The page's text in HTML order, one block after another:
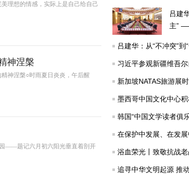
理想的情感，实际上是自己给自己
精神涅槃
神涅槃○时雨夏日炎炎，午后醒
——题记六月初六阳光垂直着剖开
吕建
主”
吕建华：从“不冲突”
习近平参观新疆维吾尔
新加坡NATAS旅游展
墨西哥中国文化中心积
韩国“中国文学读者俱
在保护中发展、在发
浴血荣光丨致敬抗战
追寻中华文明起源 推